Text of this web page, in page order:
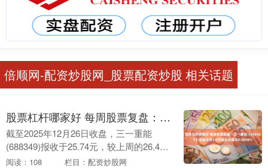
倍顺网-配资炒股网_股票配资炒股 相关话题
股票杠杆哪家好 每周股票复盘：三一重能（688349）高管减持1.0万股占总股本0.0008%
截至2025年12月26日收盘，三一重能
(688349)报收于25.74元，较上周的26.4元
下跌2.5%。本周，三一重能12月22日盘中
阅读：108 栏目：配资炒股网